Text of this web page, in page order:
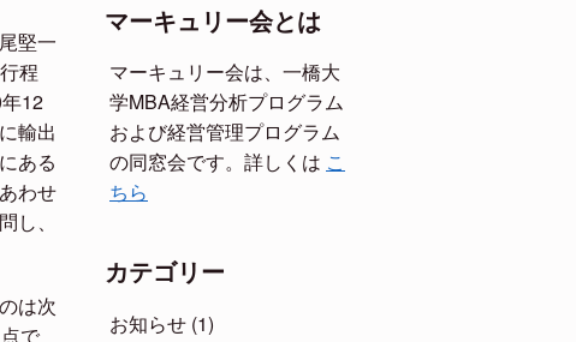
堅一
程
12
輸出
ある
わせ
、
は次
で
マーキュリー会とは
マーキュリー会は、一橋大
学MBA経営分析プログラム
および経営管理プログラム
の同窓会です。詳しくは こ
ちら
カテゴリー
お知らせ (1)